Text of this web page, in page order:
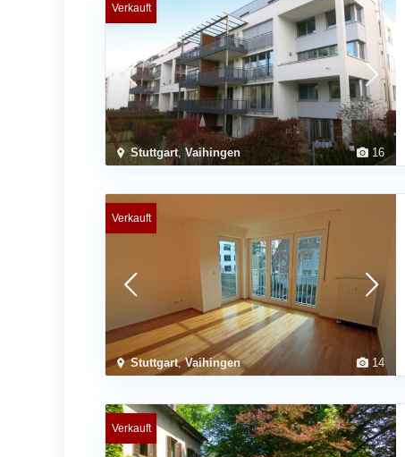
16
Stuttgart,Vaihingen
Verkauft
14
Stuttgart,Vaihingen
Verkauft
Verkauft